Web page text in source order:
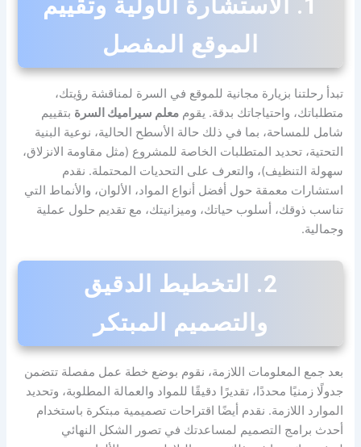
الموقع المفصل
تبدأ رحلتنا بزيارة مجانية للموقع في السرة لمناقشة رؤيتك،
متطلباتك، واحتياجاتك بدقة. يقوممعلم سيراميك السرة بتقييم
شامل للمساحة، بما في ذلك حالة الأسطح الحالية، نوعية البنية
التحتية، تحديد المتطلبات الخاصة للمشروع (مثل مقاومة الانزلاق،
سهولة التنظيف)، والتعرف على التحديات المحتملة. نقدم
استشارات معمقة حول أفضل أنواع المواد، الألوان، والأنماط التي
تناسب ذوقك، أسلوب حياتك، وميزانيتك، مع تقديم حلول عملية
وجمالية.
2. التخطيط الدقيق
والتصميم المبتكر
بعد جمع المعلومات اللازمة، نقوم بوضع خطة عمل مفصلة تتضمن
جدولًا زمنيًا محددًا، تقديرًا دقيقًا للمواد والعمالة المطلوبة، وتحديد
الموارد اللازمة. نقدم أيضًا اقتراحات تصميمية مبتكرة باستخدام
أحدث برامج التصميم لمساعدتك في تصور الشكل النهائي